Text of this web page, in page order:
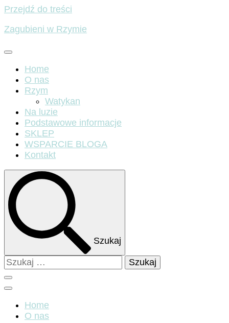
Przejdź do treści
Zagubieni w Rzymie
Home
O nas
Rzym
Watykan
Na luzie
Podstawowe informacje
SKLEP
WSPARCIE BLOGA
Kontakt
Szukaj
Szukaj:
Home
O nas